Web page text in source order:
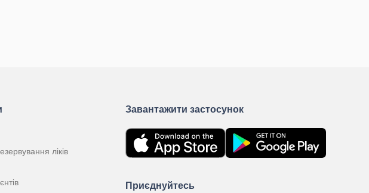
ліків
Завантажити застосунок
Приєднуйтесь